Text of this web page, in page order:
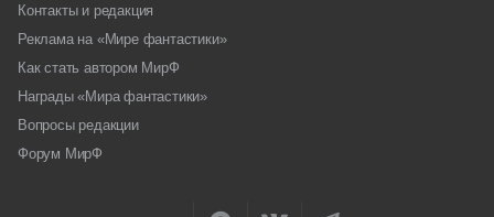
Контакты и редакция
Реклама на «Мире фантастики»
Как стать автором МирФ
Награды «Мира фантастики»
Вопросы редакции
Форум МирФ